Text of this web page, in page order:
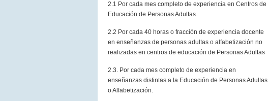
2.1 Por cada mes completo de experiencia en Centros de
Educación de Personas Adultas.
2.2 Por cada 40 horas o fracción de experiencia docente
en enseñanzas de personas adultas o alfabetización no
realizadas en centros de educación de Personas Adultas
2.3. Por cada mes completo de experiencia en
enseñanzas distintas a la Educación de Personas Adultas
o Alfabetización.